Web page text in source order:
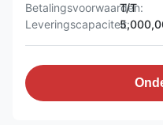
Betalingsvoorwaarden:
T/T
Leveringscapaciteit: